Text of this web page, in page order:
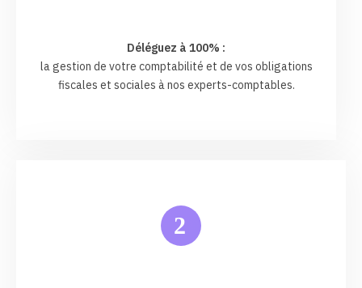
Déléguez à 100% :
la gestion de votre comptabilité et de vos obligations
fiscales et sociales à nos experts-comptables.
2